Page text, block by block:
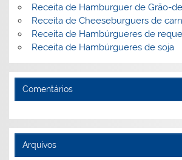
Receita de Hamburguer de Grão-
Receita de Cheeseburguers de
Receita de Hambúrgueres de
Receita de Hambúrgueres de soja
Comentários
Arquivos